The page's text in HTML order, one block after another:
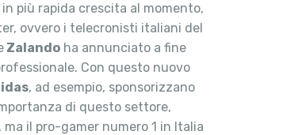
più rapida crescita al momento,
ovvero i telecronisti italiani del
Zalando ha annunciato a fine
Con questo nuovo
, ad esempio, sponsorizzano
di questo settore,
il pro-gamer numero 1 in Italia